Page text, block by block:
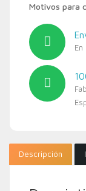
Motivos para
Descripción